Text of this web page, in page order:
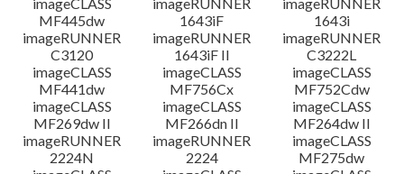
MF445dw
1643iF
1643i
imageRUNNER
C3120
imageRUNNER
1643iF II
imageRUNNER
C3222L
imageCLASS
MF441dw
imageCLASS
MF756Cx
imageCLASS
MF752Cdw
imageCLASS
MF269dw II
imageCLASS
MF266dn II
imageCLASS
MF264dw II
imageRUNNER
2224N
imageRUNNER
2224
imageCLASS
MF275dw